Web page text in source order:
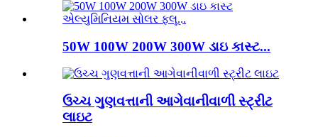
50W 100W 200W 300W ડાઇ કાસ્ટ...
ઉચ્ચ ગુણવત્તાની આગેવાનીવાળી સ્ટ્રીટ
લાઇટ